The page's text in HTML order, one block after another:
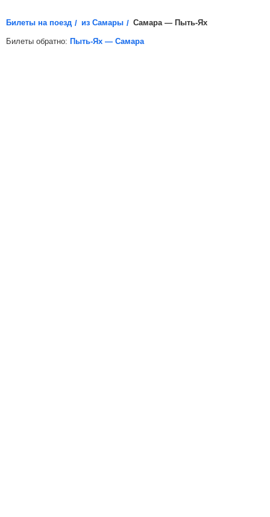
Электронная регистрация
доступна не на все поезда, в
Билеты на поезд из Самары Самара — Пыть-Ях
Билеты обратно: Пыть-Ях — Самара